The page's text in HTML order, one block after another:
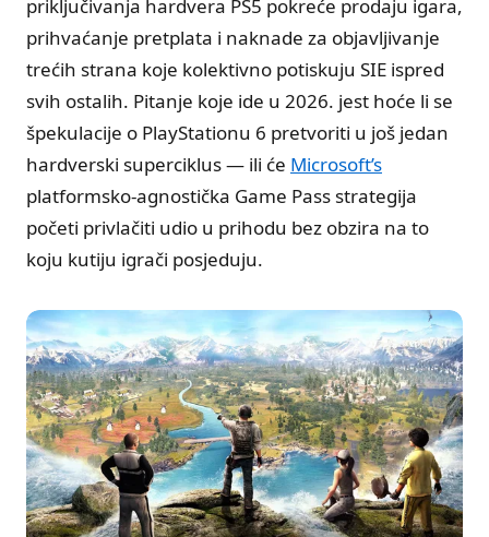
priključivanja hardvera PS5 pokreće prodaju igara,
prihvaćanje pretplata i naknade za objavljivanje
trećih strana koje kolektivno potiskuju SIE ispred
svih ostalih. Pitanje koje ide u 2026. jest hoće li se
špekulacije o PlayStationu 6 pretvoriti u još jedan
hardverski superciklus — ili će Microsoft’s
platformsko-agnostička Game Pass strategija
početi privlačiti udio u prihodu bez obzira na to
koju kutiju igrači posjeduju.